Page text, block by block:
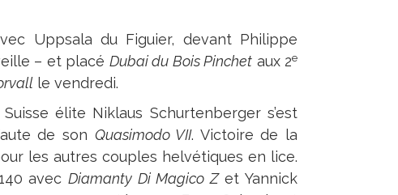
Uppsala du Figuier, devant Philippe
– et placé Dubai du Bois Pinchet aux 2e
le vendredi.
élite Niklaus Schurtenberger s’est
de son Quasimodo VII. Victoire de la
les autres couples helvétiques en lice.
avecDiamanty Di Magico Zet Yannick